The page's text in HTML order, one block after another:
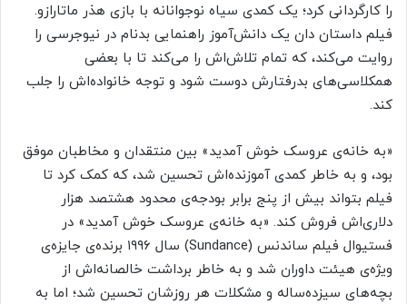
را کارگردانی کرد؛ یک کمدی سیاه نوجوانانه با بازی هذر ماتارازو.
فیلم داستان دان یک دانش‌آموز راهنمایی بدنام در نیوجرسی را
روایت می‌کند، که تمام تلاش‌اش را می‌کند تا با بعضی
همکلاسی‌های بدرفتارش دوست شود و توجه خانواده‌اش را جلب
کند.
«به خانه‌ی عروسک خوش آمدید» بین منتقدان و مخاطبان موفق
بود، و به‌ خاطر کمدی آموزنده‌اش تحسین شد، که کمک کرد تا
فیلم بتواند بیش از پنج برابر بودجه‌ی محدود هشتصد هزار
دلاری‌اش فروش کند. «به خانه‌ی عروسک خوش آمدید» در
فستیوال فیلم ساندنس (Sundance) سال ۱۹۹۶ برنده‌ی جایزه‌ی
ویژه‌ی هیئت داوران شد و به‌ خاطر برداشت خالصانه‌اش از
بچه‌های سیزده‌ساله و مشکلات هر روزشان تحسین شد؛ اما به‌